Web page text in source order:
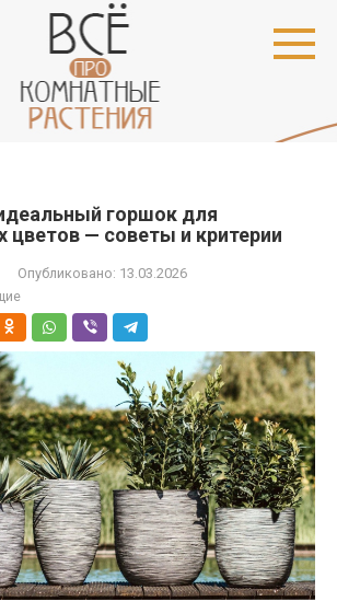
горшок для
цветов — советы и критерии
Опубликовано: 13.03.2026